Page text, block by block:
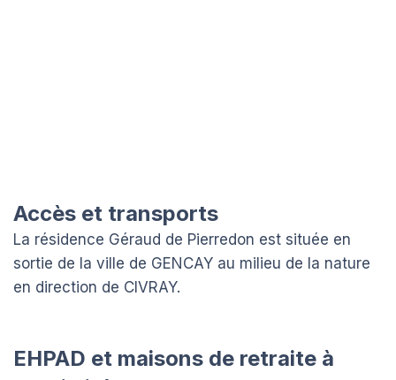
Accès et transports
La résidence Géraud de Pierredon est située en
sortie de la ville de GENCAY au milieu de la nature
en direction de CIVRAY.
EHPAD et maisons de retraite à